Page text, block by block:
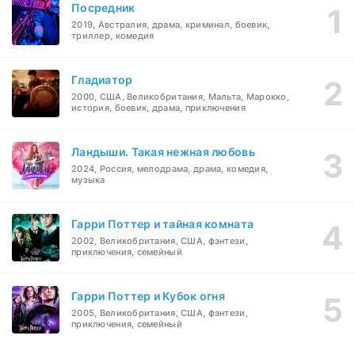
Посредник
2019, Австралия, драма, криминал, боевик,
триллер, комедия
Гладиатор
2000, США, Великобритания, Мальта, Марокко,
история, боевик, драма, приключения
Ландыши. Такая нежная любовь
2024, Россия, мелодрама, драма, комедия,
музыка
Гарри Поттер и тайная комната
2002, Великобритания, США, фэнтези,
приключения, семейный
Гарри Поттер и Кубок огня
2005, Великобритания, США, фэнтези,
приключения, семейный